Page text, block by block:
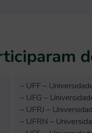
– UFF –
– UFG –
– UFRJ –
– UFRN –